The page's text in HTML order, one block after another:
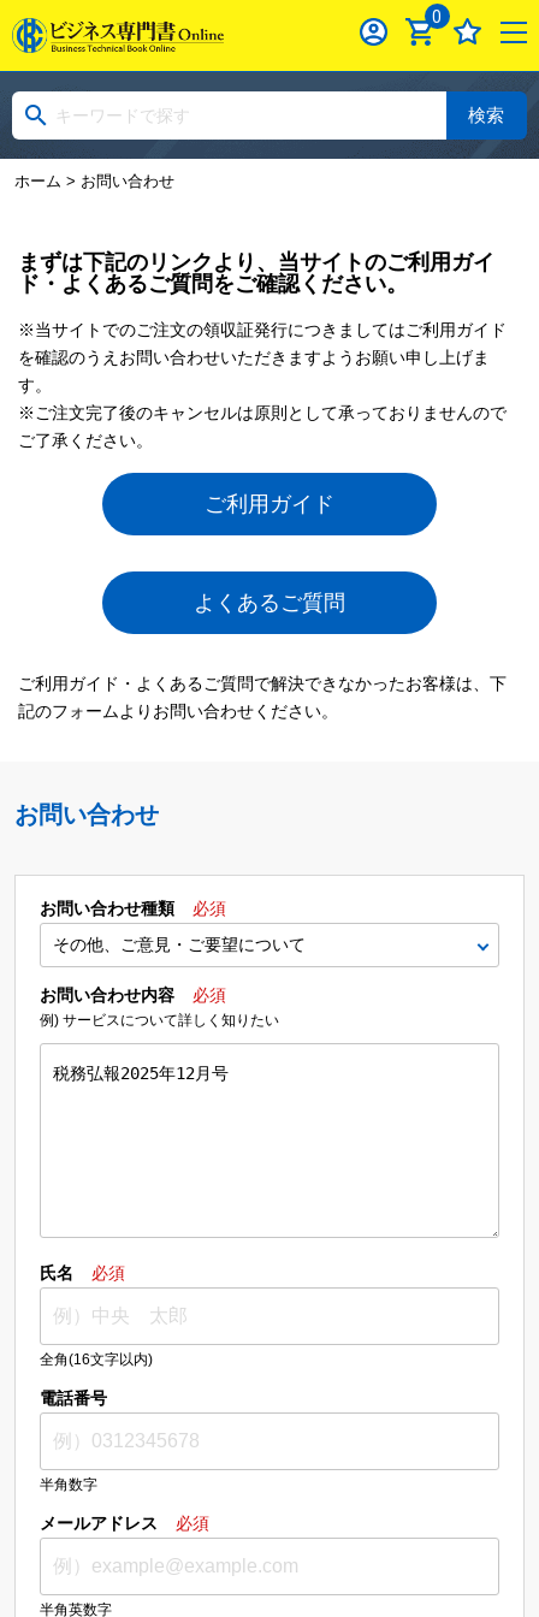
0
検索
ホーム > お問い合わせ
まずは下記のリンクより、当サイトのご利用ガイ
ド・よくあるご質問をご確認ください。
※当サイトでのご注文の領収証発行につきましてはご利用ガイド
を確認のうえお問い合わせいただきますようお願い申し上げま
す。
※ご注文完了後のキャンセルは原則として承っておりませんので
ご了承ください。
ご利用ガイド
よくあるご質問
ご利用ガイド・よくあるご質問で解決できなかったお客様は、下
記のフォームよりお問い合わせください。
お問い合わせ
お問い合わせ種類 必須
お問い合わせ内容 必須
例) サービスについて詳しく知りたい
氏名 必須
全角(16文字以内)
電話番号
半角数字
メールアドレス 必須
半角英数字